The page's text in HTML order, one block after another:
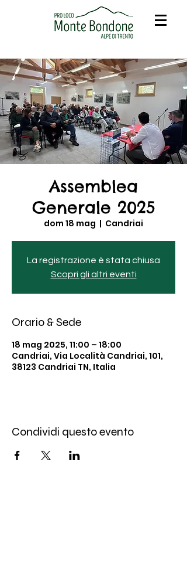
Assemblea
Generale 2025
dom 18 mag
  |
Candriai
La registrazione è stata chiusa
Scopri gli altri eventi
Orario & Sede
18 mag 2025, 11:00 – 18:00
Candriai, Via Località Candriai, 101,
38123 Candriai TN, Italia
Condividi questo evento